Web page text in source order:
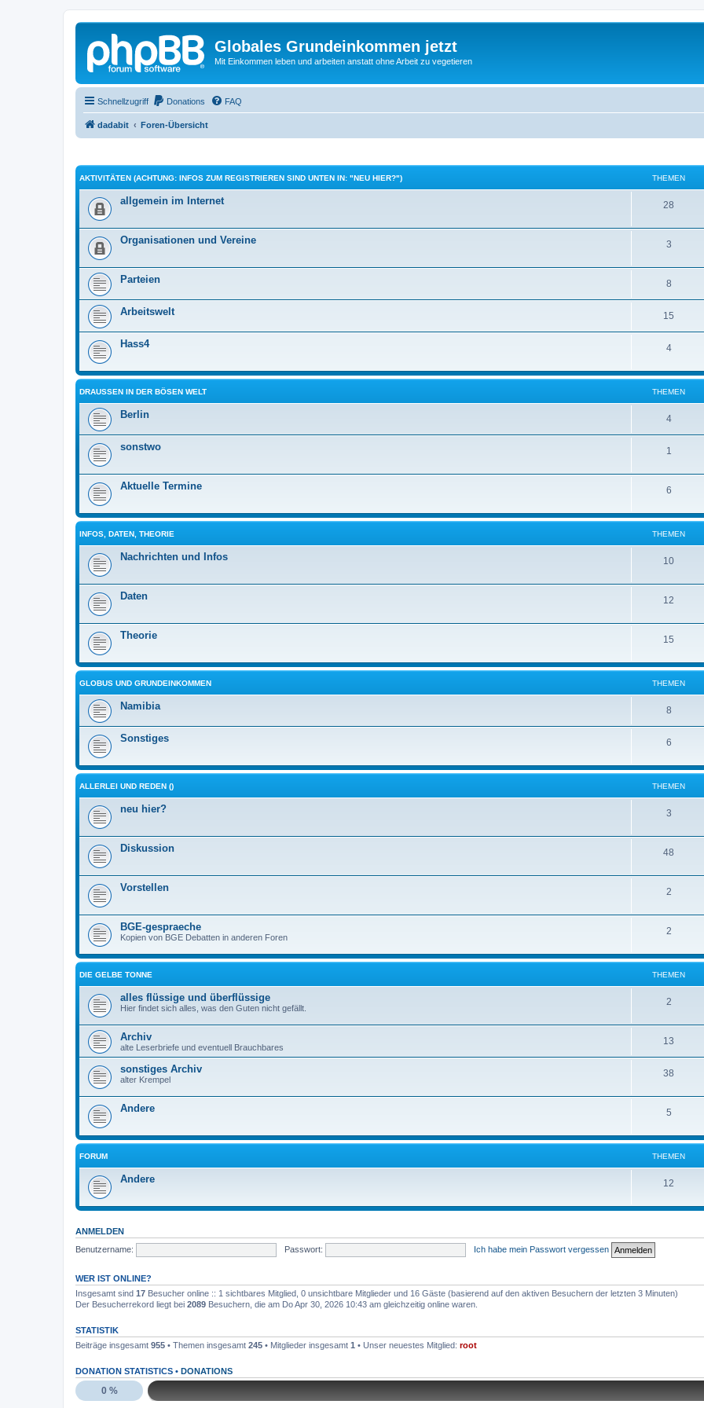
Globales Grundeinkommen jetzt
Mit Einkommen leben und arbeiten anstatt ohne Arbeit zu vegetieren
Schnellzugriff Donations FAQ
dadabit Foren-Übersicht
AKTIVITÄTEN (ACHTUNG: INFOS ZUM REGISTRIEREN SIND UNTEN IN: "NEU HIER?") THEMEN
allgemein im Internet 28
Organisationen und Vereine 3
Parteien 8
Arbeitswelt 15
Hass4 4
DRAUSSEN IN DER BÖSEN WELT THEMEN
Berlin 4
sonstwo 1
Aktuelle Termine 6
INFOS, DATEN, THEORIE THEMEN
Nachrichten und Infos 10
Daten 12
Theorie 15
GLOBUS UND GRUNDEINKOMMEN THEMEN
Namibia 8
Sonstiges 6
ALLERLEI UND REDEN () THEMEN
neu hier? 3
Diskussion 48
Vorstellen 2
BGE-gespraeche
Kopien von BGE Debatten in anderen Foren
2
DIE GELBE TONNE THEMEN
alles flüssige und überflüssige
Hier findet sich alles, was den Guten nicht gefällt.
2
Archiv
alte Leserbriefe und eventuell Brauchbares
13
sonstiges Archiv
alter Krempel
38
Andere 5
FORUM THEMEN
Andere 12
ANMELDEN
Benutzername:
Passwort: Ich habe mein Passwort vergessen
WER IST ONLINE?
Insgesamt sind 17 Besucher online :: 1 sichtbares Mitglied, 0 unsichtbare Mitglieder und 16 Gäste (basierend auf den aktiven Besuchern der letzten 3 Minuten)
Der Besucherrekord liegt bei 2089 Besuchern, die am Do Apr 30, 2026 10:43 am gleichzeitig online waren.
STATISTIK
Beiträge insgesamt 955 • Themen insgesamt 245 • Mitglieder insgesamt 1 • Unser neuestes Mitglied: root
DONATION STATISTICS • DONATIONS
0 %